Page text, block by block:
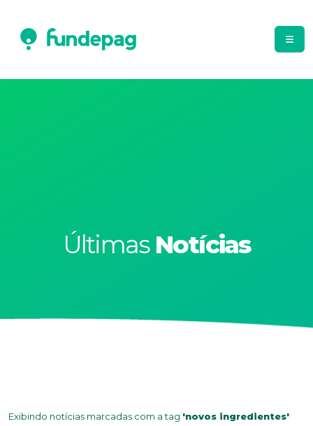
Últimas Notícias
Exibindo notícias marcadas com a tag 'novos ingredientes'